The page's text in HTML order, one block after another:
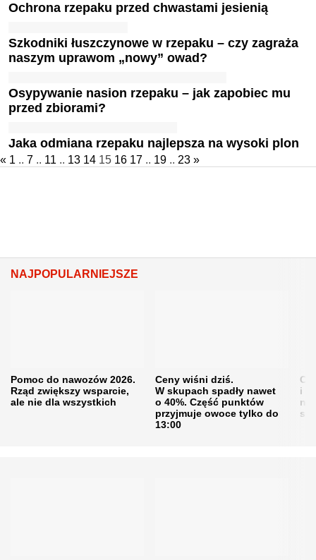
Ochrona rzepaku przed chwastami jesienią
Szkodniki łuszczynowe w rzepaku – czy zagraża
naszym uprawom „nowy” owad?
Osypywanie nasion rzepaku – jak zapobiec mu
przed zbiorami?
Jaka odmiana rzepaku najlepsza na wysoki plon
« 1 .. 7 .. 11 .. 13 14 15 16 17 .. 19 .. 23 »
NAJPOPULARNIEJSZE
Pomoc do nawozów 2026.
Rząd zwiększy wsparcie,
ale nie dla wszystkich
Ceny wiśni dziś.
W skupach spadły nawet
o 40%. Część punktów
przyjmuje owoce tylko do
13:00
i